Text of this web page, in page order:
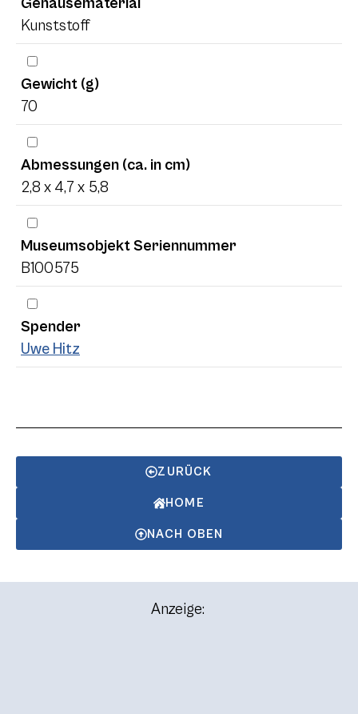
Kunststoff
Gewicht (g)
70
Abmessungen (ca. in cm)
2,8 x 4,7 x 5,8
Museumsobjekt Seriennummer
B100575
Spender
Uwe Hitz
ZURÜCK
HOME
NACH OBEN
Anzeige: